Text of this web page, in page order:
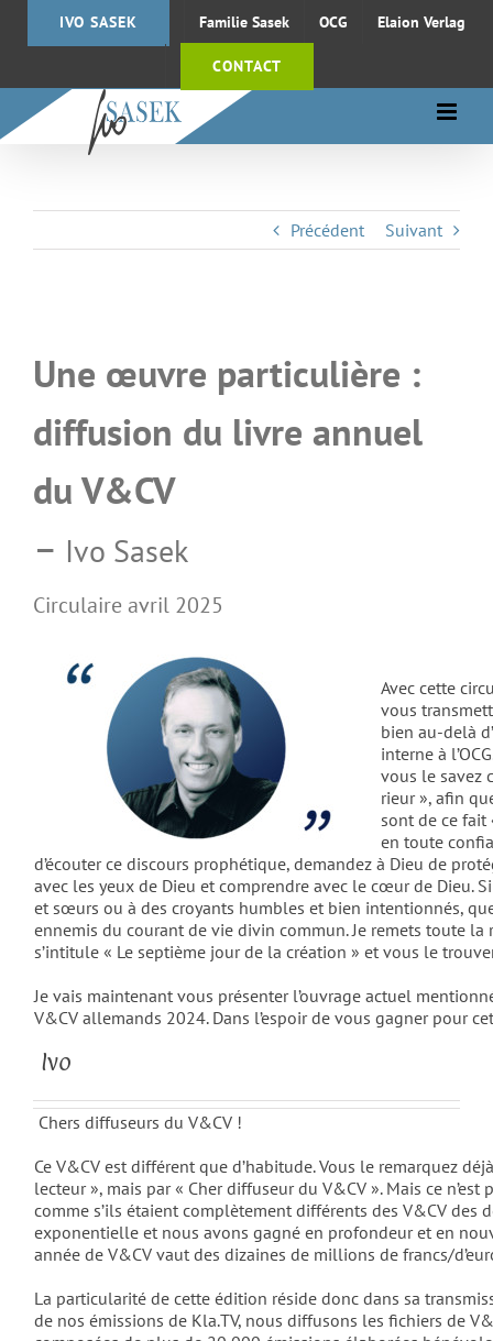
IVO SASEK Familie Sasek OCG Elaion Verlag
CONTACT
Précédent Suivant
Une œuvre particulière :
diffusion du livre annuel
du V&CV
– Ivo Sasek
Circulaire avril 2025
Avec cette
vous
bien au-delà
interne à
vous le savez
rieur », afin
sont de ce fait
en toute
d’écouter ce discours prophétique, demandez à Dieu de
avec les yeux de Dieu et comprendre avec le cœur de Dieu.
et sœurs ou à des croyants humbles et bien intentionnés,
ennemis du courant de vie divin commun. Je remets toute
s’intitule « Le septième jour de la création » et vous le
Je vais maintenant vous présenter l’ouvrage actuel
V&CV allemands 2024. Dans l’espoir de vous gagner pour
Ivo
Chers diffuseurs du V&CV !
Ce V&CV est différent que d’habitude. Vous le remarquez
lecteur », mais par « Cher diffuseur du V&CV ». Mais ce
comme s’ils étaient complètement différents des V&CV des
exponentielle et nous avons gagné en profondeur et en
année de V&CV vaut des dizaines de millions de francs/
La particularité de cette édition réside donc dans sa
de nos émissions de Kla.TV, nous diffusons les fichiers de